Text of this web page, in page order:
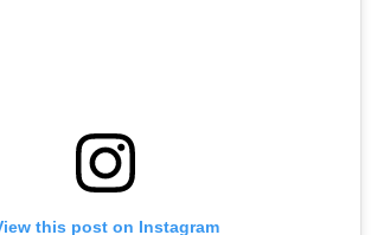
this post on Instagram